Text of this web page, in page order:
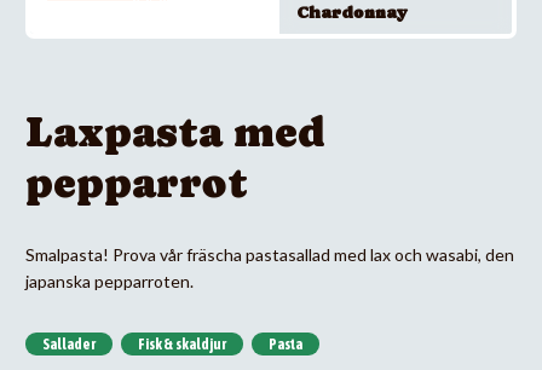
Chardonnay
Laxpasta med
pepparrot
Smalpasta! Prova vår fräscha pastasallad med lax och wasabi, den
japanska pepparroten.
Sallader Fisk & skaldjur Pasta